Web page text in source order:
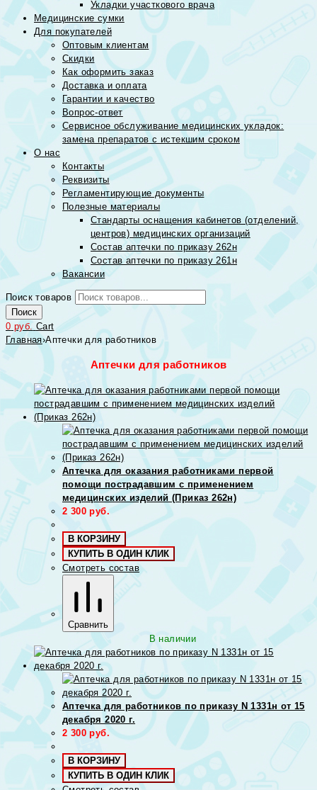
Укладки участкового врача
Медицинские сумки
Для покупателей
Оптовым клиентам
Скидки
Как оформить заказ
Доставка и оплата
Гарантии и качество
Вопрос-ответ
Сервисное обслуживание медицинских укладок:
замена препаратов с истекшим сроком
О нас
Контакты
Реквизиты
Регламентирующие документы
Полезные материалы
Стандарты оснащения кабинетов (отделений,
центров) медицинских организаций
Состав аптечки по приказу 262н
Состав аптечки по приказу 261н
Вакансии
Поиск товаров
Поиск
0 руб. Cart
Главная›Аптечки для работников
Аптечки для работников
Аптечка для оказания работниками первой
помощи пострадавшим с применением
медицинских изделий (Приказ 262н)
2 300 руб.
В КОРЗИНУ
КУПИТЬ В ОДИН КЛИК
Смотреть состав
Сравнить
В наличии
Аптечка для работников по приказу N 1331н от 15
декабря 2020 г.
2 300 руб.
В КОРЗИНУ
КУПИТЬ В ОДИН КЛИК